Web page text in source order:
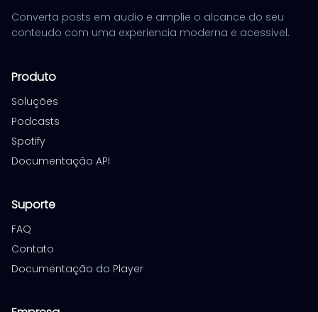
Converta posts em audio e amplie o alcance do seu
conteudo com uma experiencia moderna e acessivel.
Produto
Soluções
Podcasts
Spotify
Documentação API
Suporte
FAQ
Contato
Documentação do Player